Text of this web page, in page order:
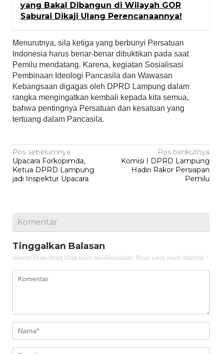
yang Bakal Dibangun di Wilayah GOR
Saburai Dikaji Ulang Perencanaannya!
Menurutnya, sila ketiga yang berbunyi Persatuan
Indonesia harus benar-benar dibuktikan pada saat
Pemilu mendatang. Karena, kegiatan Sosialisasi
Pembinaan Ideologi Pancasila dan Wawasan
Kebangsaan digagas oleh DPRD Lampung dalam
rangka mengingatkan kembali kepada kita semua,
bahwa pentingnya Persatuan dan kesatuan yang
tertuang dalam Pancasila.
Navigasi
pos
Pos sebelumnya
Upacara Forkopimda,
Ketua DPRD Lampung
jadi Inspektur Upacara
Pos berikutnya
Komisi I DPRD Lampung
Hadiri Rakor Persiapan
Pemilu
Komentar
Tinggalkan Balasan
Alamat email Anda tidak akan dipublikasikan. Ruas yang wajib ditandai *